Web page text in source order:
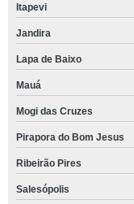
Itapevi
Jandira
Lapa de Baixo
Mauá
Mogi das Cruzes
Pirapora do Bom Jesus
Ribeirão Pires
Salesópolis